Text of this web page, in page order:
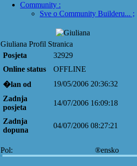
Community :
Sve o Community Builderu... ;
Giuliana Profil Stranica
Posjeta
32929
Online status
OFFLINE
�lan od
19/05/2006 20:36:32
Zadnja
posjeta
14/07/2006 16:09:18
Zadnja
dopuna
04/07/2006 08:27:21
Pol: ®ensko